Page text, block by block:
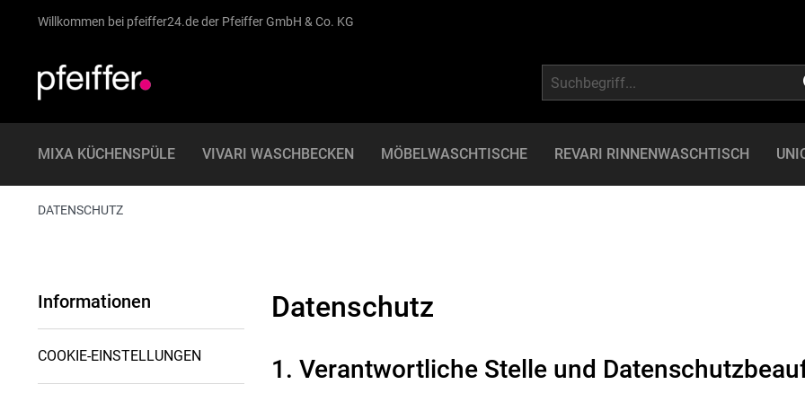
Willkommen bei pfeiffer24.de der Pfeiffer GmbH & Co. KG
MIXA KÜCHENSPÜLE VIVARI WASCHBECKEN MÖBELWASCHTISCHE REVARI RINNENWASCHTISCH
DATENSCHUTZ
Informationen
COOKIE-EINSTELLUNGEN
Datenschutz
1. Verantwortliche Stelle und